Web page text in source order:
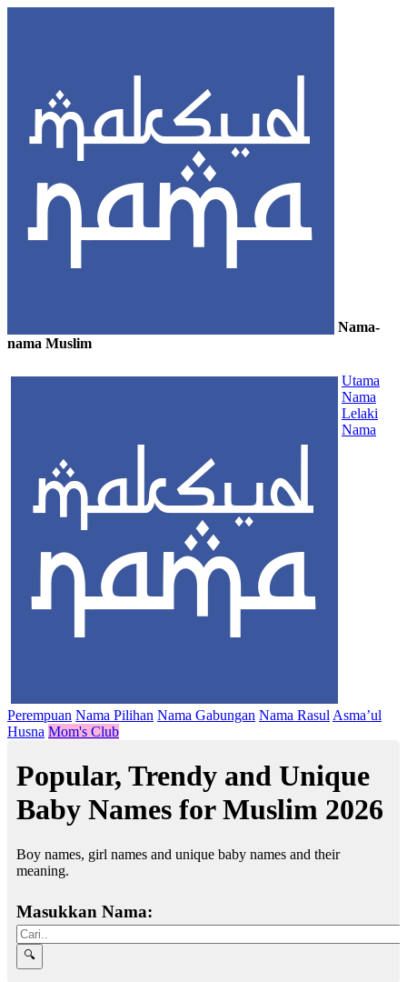
Nama-
nama Muslim
Utama
Nama
Lelaki
Nama
Perempuan Nama Pilihan Nama Gabungan Nama Rasul Asma’ul
Husna Mom's Club
Popular, Trendy and Unique
Baby Names for Muslim 2026
Boy names, girl names and unique baby names and their
meaning.
Masukkan Nama: